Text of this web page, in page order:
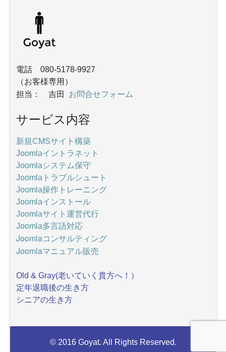
電話 080-5178-9927
（お客様専用）
担当： 吉田 お問合せフォーム
サービス内容
新規CMSサイト構築
Joomlaイントラネット
Joomlaシステム保守
Joomlaトラブルシュート
Joomla操作トレーニング
Joomlaインストール
Joomlaサイト運営代行
Joomla多言語対応
Joomlaコンサルティング
Joomlaマニュアル販売
Old & Gray(老いていく貴方へ！）
定年退職後の生き方
シニアの生き方
© 2016 Goyat. All Rights Reserved.